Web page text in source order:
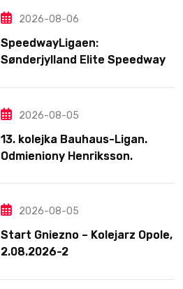
2026-08-06
SpeedwayLigaen:
Sønderjylland Elite Speedway
2026-08-05
13. kolejka Bauhaus-Ligan.
Odmieniony Henriksson.
2026-08-05
Start Gniezno – Kolejarz Opole,
2.08.2026-2